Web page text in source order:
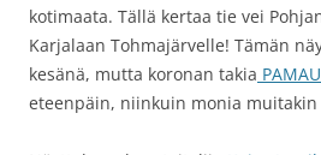
kotimaata. Tällä kertaa tie vei
Karjalaan Tohmajärvelle! Tämän
kesänä, mutta koronan takia
eteenpäin, niinkuin monia